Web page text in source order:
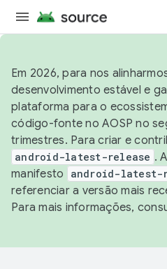
Em 2026, para nos
desenvolvimento estável e
plataforma para o
código-fonte no AOSP no
trimestres. Para criar e
android-latest-release .
manifesto
android-latest-
referenciar a versão mais
Para mais informações,